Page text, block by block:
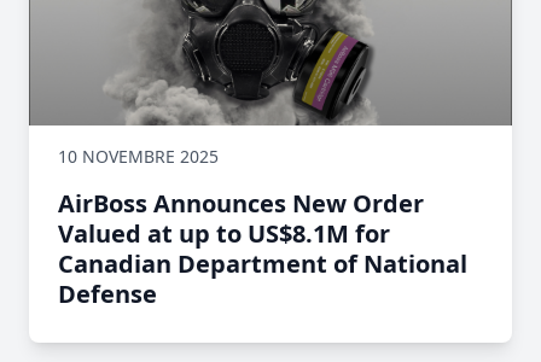
10 NOVEMBRE 2025
AirBoss Announces New Order
Valued at up to US$8.1M for
Canadian Department of National
Defense